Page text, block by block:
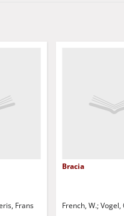
Institut
Frans
Bracia
French, W. Vogel,